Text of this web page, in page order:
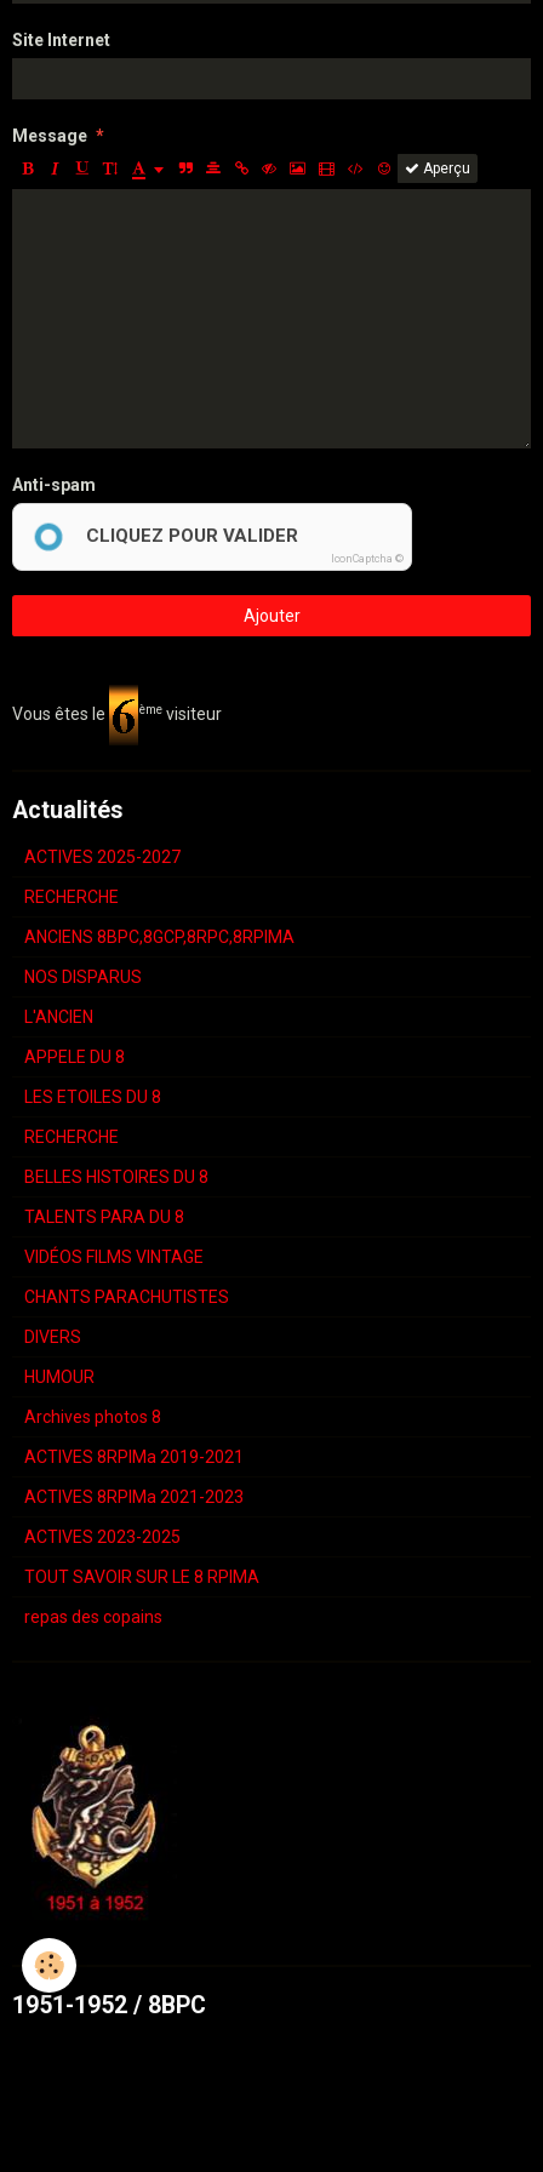
Site Internet
Message
Aperçu
Anti-spam
CLIQUEZ POUR VALIDER
IconCaptcha ©
Ajouter
Vous êtes le
Actualités
ACTIVES 2025-2027
RECHERCHE
ANCIENS 8BPC,8GCP,8RPC,8RPIMA
NOS DISPARUS
L'ANCIEN
APPELE DU 8
LES ETOILES DU 8
RECHERCHE
BELLES HISTOIRES DU 8
TALENTS PARA DU 8
VIDÉOS FILMS VINTAGE
CHANTS PARACHUTISTES
DIVERS
HUMOUR
Archives photos 8
ACTIVES 8RPIMa 2019-2021
ACTIVES 8RPIMa 2021-2023
ACTIVES 2023-2025
TOUT SAVOIR SUR LE 8 RPIMA
repas des copains
1951-1952 / 8BPC